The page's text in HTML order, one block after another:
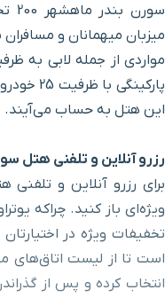
میزبان میهمانان و
این هتل به حساب می‌آیند.
رزرو آنلاین و تلفنی هتل
برای رزرو آنلاین و
ویژه‌ای باز کنید. چراکه
تخفیفات ویژه در
است تا از لیست اتاق‌های
انتخاب کرده و پس از